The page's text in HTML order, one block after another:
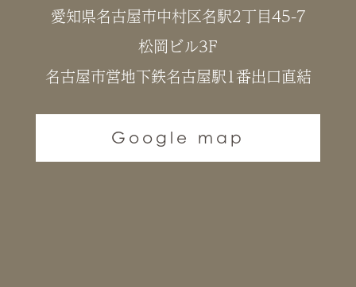
愛知県名古屋市中村区名駅2丁目45-7
松岡ビル3F
名古屋市営地下鉄名古屋駅1番出口直結
Google map